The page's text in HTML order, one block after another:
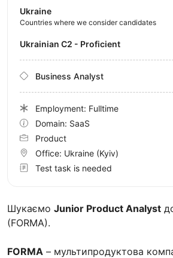
Шукаємо Junior Product Analyst
(FORMA).
FORMA – мультипродуктова
Ukraine
Countries where we consider candidates
Ukrainian C2 - Proficient
Business Analyst
Employment: Fulltime
Domain: SaaS
Product
Office: Ukraine (Kyiv)
Test task is needed